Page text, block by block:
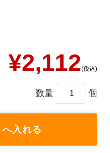
¥2,112(税込)
数量 個